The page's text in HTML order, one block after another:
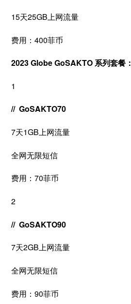
15天25GB上网流量
费用：400菲币
2023 Globe GoSAKTO 系列套餐：
1
// GoSAKTO70
7天1GB上网流量
全网无限短信
费用：70菲币
2
// GoSAKTO90
7天2GB上网流量
全网无限短信
费用：90菲币